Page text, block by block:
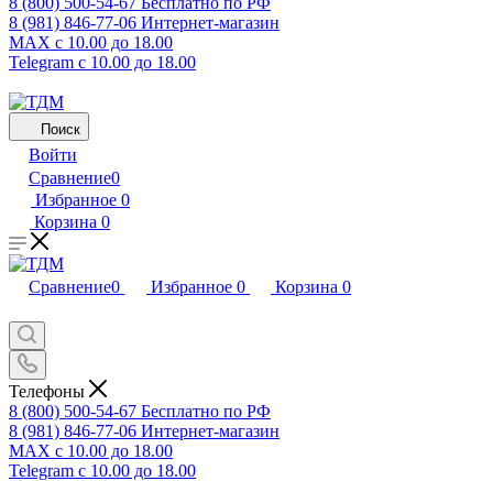
8 (981) 846-77-06 Интернет-магазин
MAX с 10.00 до 18.00
Telegram с 10.00 до 18.00
Поиск
Войти
Сравнение0
Избранное 0
Корзина 0
Сравнение0 Избранное 0 Корзина 0
Телефоны
8 (800) 500-54-67 Бесплатно по РФ
8 (981) 846-77-06 Интернет-магазин
MAX с 10.00 до 18.00
Telegram с 10.00 до 18.00